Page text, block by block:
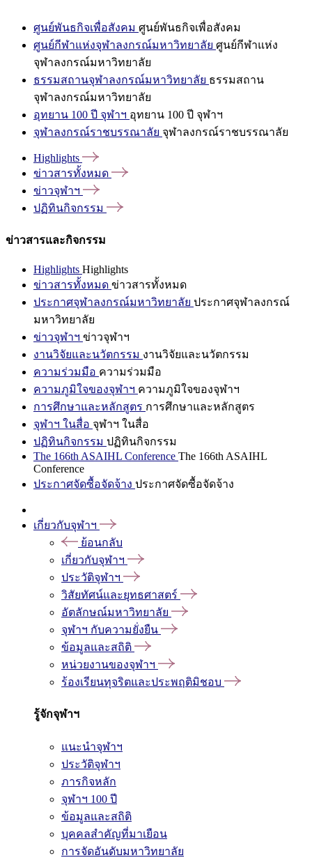
ศูนย์พันธกิจเพื่อสังคม ศูนย์พันธกิจเพื่อสังคม
ศูนย์กีฬาแห่งจุฬาลงกรณ์มหาวิทยาลัย ศูนย์กีฬาแห่ง
จุฬาลงกรณ์มหาวิทยาลัย
ธรรมสถานจุฬาลงกรณ์มหาวิทยาลัย ธรรมสถาน
จุฬาลงกรณ์มหาวิทยาลัย
อุทยาน 100 ปี จุฬาฯ อุทยาน 100 ปี จุฬาฯ
จุฬาลงกรณ์ราชบรรณาลัย จุฬาลงกรณ์ราชบรรณาลัย
Highlights
ข่าวสารทั้งหมด
ข่าวจุฬาฯ
ปฏิทินกิจกรรม
ข่าวสารและกิจกรรม
Highlights Highlights
ข่าวสารทั้งหมด ข่าวสารทั้งหมด
ประกาศจุฬาลงกรณ์มหาวิทยาลัย ประกาศจุฬาลงกรณ์
มหาวิทยาลัย
ข่าวจุฬาฯ ข่าวจุฬาฯ
งานวิจัยและนวัตกรรม งานวิจัยและนวัตกรรม
ความร่วมมือ ความร่วมมือ
ความภูมิใจของจุฬาฯ ความภูมิใจของจุฬาฯ
การศึกษาและหลักสูตร การศึกษาและหลักสูตร
จุฬาฯ ในสื่อ จุฬาฯ ในสื่อ
ปฏิทินกิจกรรม ปฏิทินกิจกรรม
The 166th ASAIHL Conference The 166th ASAIHL
Conference
ประกาศจัดซื้อจัดจ้าง ประกาศจัดซื้อจัดจ้าง
เกี่ยวกับจุฬาฯ
ย้อนกลับ
เกี่ยวกับจุฬาฯ
ประวัติจุฬาฯ
วิสัยทัศน์และยุทธศาสตร์
อัตลักษณ์มหาวิทยาลัย
จุฬาฯ กับความยั่งยืน
ข้อมูลและสถิติ
หน่วยงานของจุฬาฯ
ร้องเรียนทุจริตและประพฤติมิชอบ
รู้จักจุฬาฯ
แนะนำจุฬาฯ
ประวัติจุฬาฯ
ภารกิจหลัก
จุฬาฯ 100 ปี
ข้อมูลและสถิติ
บุคคลสำคัญที่มาเยือน
การจัดอันดับมหาวิทยาลัย